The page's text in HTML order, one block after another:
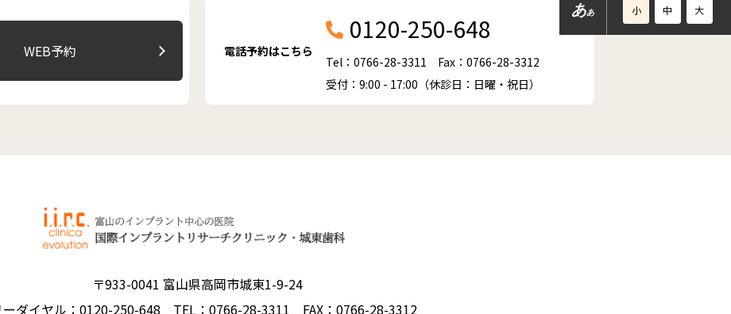
ああ 小 中 大
WEB予約 電話予約はこちら
0120-250-648
Tel：0766-28-3311 Fax：0766-28-3312
受付：9:00 - 17:00（休診日：日曜・祝日）
〒933-0041 富山県高岡市城東1-9-24
ーダイヤル：0120-250-648
TEL：0766-28-3311 FAX：0766-28-3312